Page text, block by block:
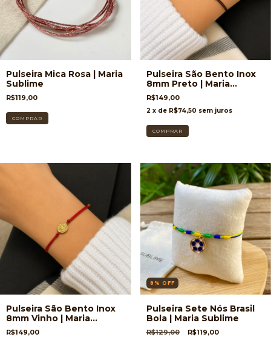
Pulseira Mica Rosa | Maria
Sublime
R$119,00
Pulseira São Bento Inox
8mm Preto | Maria
Sublime
R$149,00
2 x de R$74,50 sem juros
Pulseira São Bento Inox
8mm Vinho | Maria
Sublime
R$149,00
8 % OFF
Pulseira Sete Nós Brasil
Bola | Maria Sublime
R$129,00 R$119,00